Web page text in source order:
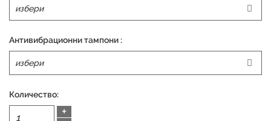
Антивибрационни тампони :
Количество:
+